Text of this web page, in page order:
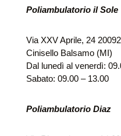
Poliambulatorio il Sole
Via XXV Aprile, 24 20092
Cinisello Balsamo (MI)
Dal lunedì al venerdì:
Sabato: 09.00 – 13.00
Poliambulatorio Diaz